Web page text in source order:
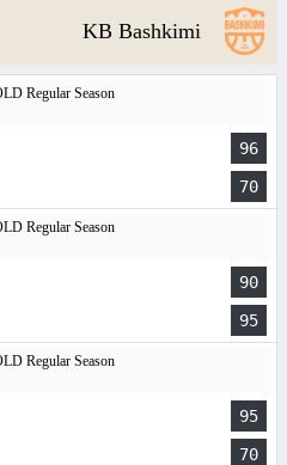
KB Bashkimi
Regular Season
96
70
Regular Season
90
95
Regular Season
95
70